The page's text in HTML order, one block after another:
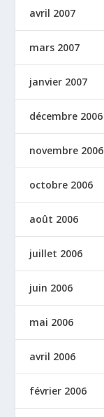
avril 2007
mars 2007
janvier 2007
décembre 2006
novembre 2006
octobre 2006
août 2006
juillet 2006
juin 2006
mai 2006
avril 2006
février 2006